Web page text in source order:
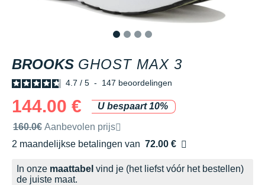
BROOKS GHOST MAX 3
4.7 / 5 - 147 beoordelingen
144.00 €
U bespaart 10%
Door het merk aanbevolen verkoopprijs
160.0€ Aanbevolen prijs
2 maandelijkse betalingen van 72.00 €
zonder kosten
In onze maattabel vind je (het liefst vóór het bestellen)
de juiste maat.